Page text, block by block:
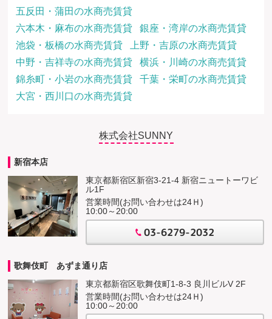
五反田・蒲田の水商売賃貸
六本木・麻布の水商売賃貸
銀座・湾岸の水商売賃貸
池袋・板橋の水商売賃貸
上野・吉原の水商売賃貸
中野・吉祥寺の水商売賃貸
横浜・川崎の水商売賃貸
錦糸町・小岩の水商売賃貸
千葉・栄町の水商売賃貸
大宮・西川口の水商売賃貸
株式会社SUNNY
新宿本店
東京都新宿区新宿3-21-4 新宿ニュートーワビ
ル1F
営業時間(お問い合わせは24Ｈ)
10:00～20:00
03-6279-2032
歌舞伎町 あずま通り店
東京都新宿区歌舞伎町1-8-3 良川ビルV 2F
営業時間(お問い合わせは24Ｈ)
10:00～20:00